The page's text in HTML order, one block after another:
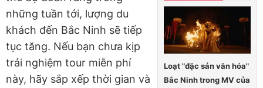
Loạt "đặc sản văn hóa"
Bắc Ninh trong MV của
những tuần tới, lượng du
khách đến Bắc Ninh sẽ tiếp
tục tăng. Nếu bạn chưa kịp
trải nghiệm tour miễn phí
này, hãy sắp xếp thời gian và